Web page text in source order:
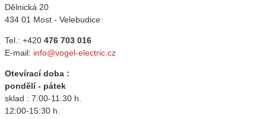
Dělnická 20
434 01 Most - Velebudice
Tel.: +420 476 703 016
E-mail: info@vogel-electric.cz
Otevírací doba :
pondělí - pátek
sklad : 7:00-11:30 h.
12:00-15:30 h.